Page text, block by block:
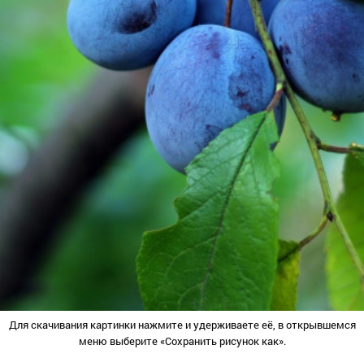
Для скачивания картинки нажмите и удерживаете её, в открывшемся
меню выберите «Сохранить рисунок как».